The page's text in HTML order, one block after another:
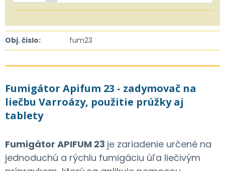
Obj. čislo: fum23
Fumigátor Apifum 23 - zadymovač na
liečbu Varroázy, použitie prúžky aj
tablety
Fumigátor APIFUM 23 je zariadenie určené na
jednoduchú a rýchlu fumigáciu úľa liečivým